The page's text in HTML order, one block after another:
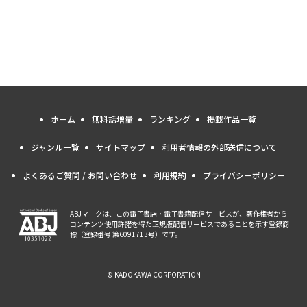
ホーム 無料話増量 ランキング 掲載作品一覧
ジャンル一覧 サイトマップ 利用者情報の外部送信について
よくあるご質問 / お問い合わせ 利用規約 プライバシーポリシー
ABJマークは、この電子書店・電子書籍配信サービスが、著作権者から
コンテンツ使用許諾を得た正規版配信サービスであることを示す登録商
標（登録番号 第6091713号）です。
© KADOKAWA CORPORATION